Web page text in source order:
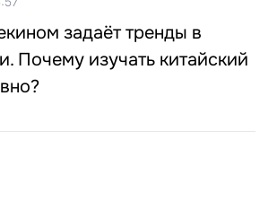
задаёт тренды в
Почему изучать китайский